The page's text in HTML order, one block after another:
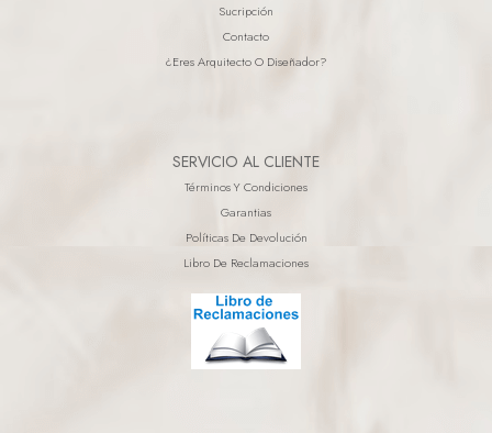
Sucripción
Contacto
¿eres Arquitecto O Diseñador?
SERVICIO AL CLIENTE
Términos Y Condiciones
Garantias
Políticas De Devolución
Libro De Reclamaciones